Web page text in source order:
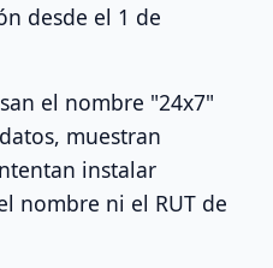
desde el 1 de
el nombre "24x7"
muestran
instalar
nombre ni el RUT de